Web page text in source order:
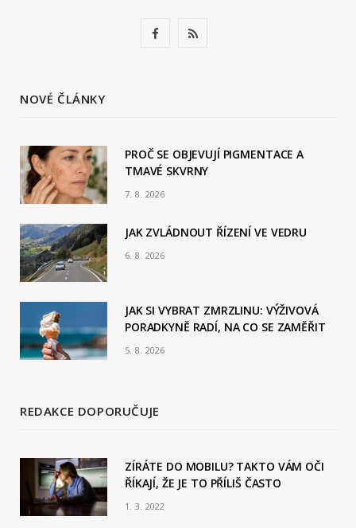
b
o
k
R
NOVÉ ČLÁNKY
PROČ SE OBJEVUJÍ PIGMENTACE A
TMAVÉ SKVRNY
7. 8. 2026
JAK ZVLÁDNOUT ŘÍZENÍ VE VEDRU
6. 8. 2026
JAK SI VYBRAT ZMRZLINU: VÝŽIVOVÁ
PORADKYNĚ RADÍ, NA CO SE ZAMĚŘIT
5. 8. 2026
REDAKCE DOPORUČUJE
ZÍRÁTE DO MOBILU? TAKTO VÁM OČI
ŘÍKAJÍ, ŽE JE TO PŘÍLIŠ ČASTO
1. 3. 2022